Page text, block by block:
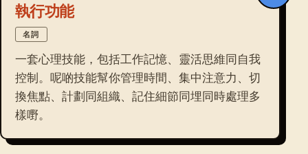
執行功能
名詞
一套心理技能，包括工作記憶、靈活思維同自我
控制。呢啲技能幫你管理時間、集中注意力、切
換焦點、計劃同組織、記住細節同埋同時處理多
樣嘢。